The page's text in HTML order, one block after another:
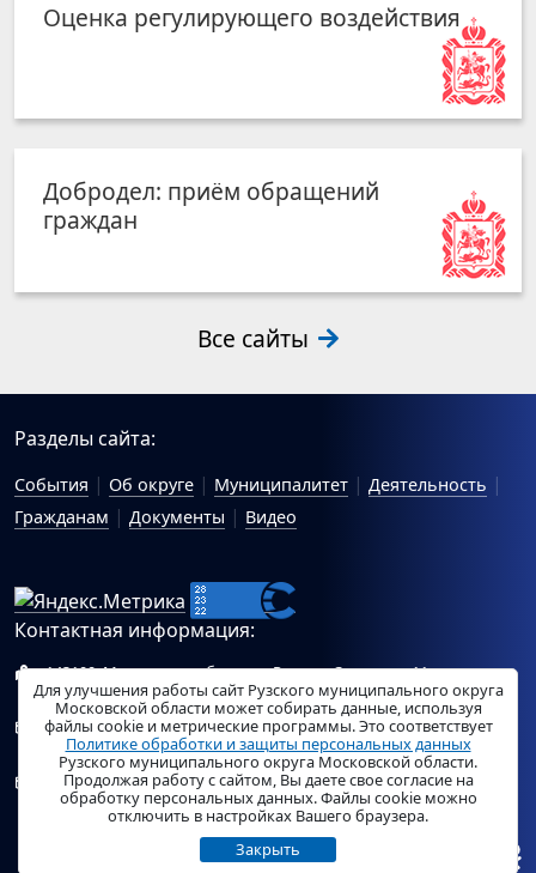
Оценка регулирующего воздействия
Добродел: приём обращений
граждан
Все сайты
Разделы сайта:
События Об округе Муниципалитет
Деятельность
Гражданам
Документы Видео
Контактная информация:
143100, Московская область, г.Руза, ул.Солнцева, 11
Схема проезда
Общий отдел Администрации Рузского муниципального
округа:ruza_region_ruza@mosreg.ru.
Отдел по работе с обращениями граждан Администрации
Рузского муниципального округа:ruza_og_argo@mosreg.ru
Для улучшения работы сайт Рузского муниципального округа
Московской области может собирать данные, используя
файлы cookie и метрические программы. Это соответствует
Политике обработки и защиты персональных данных
Рузского муниципального округа Московской области.
Продолжая работу с сайтом, Вы даете свое согласие на
обработку персональных данных. Файлы cookie можно
отключить в настройках Вашего браузера.
Закрыть